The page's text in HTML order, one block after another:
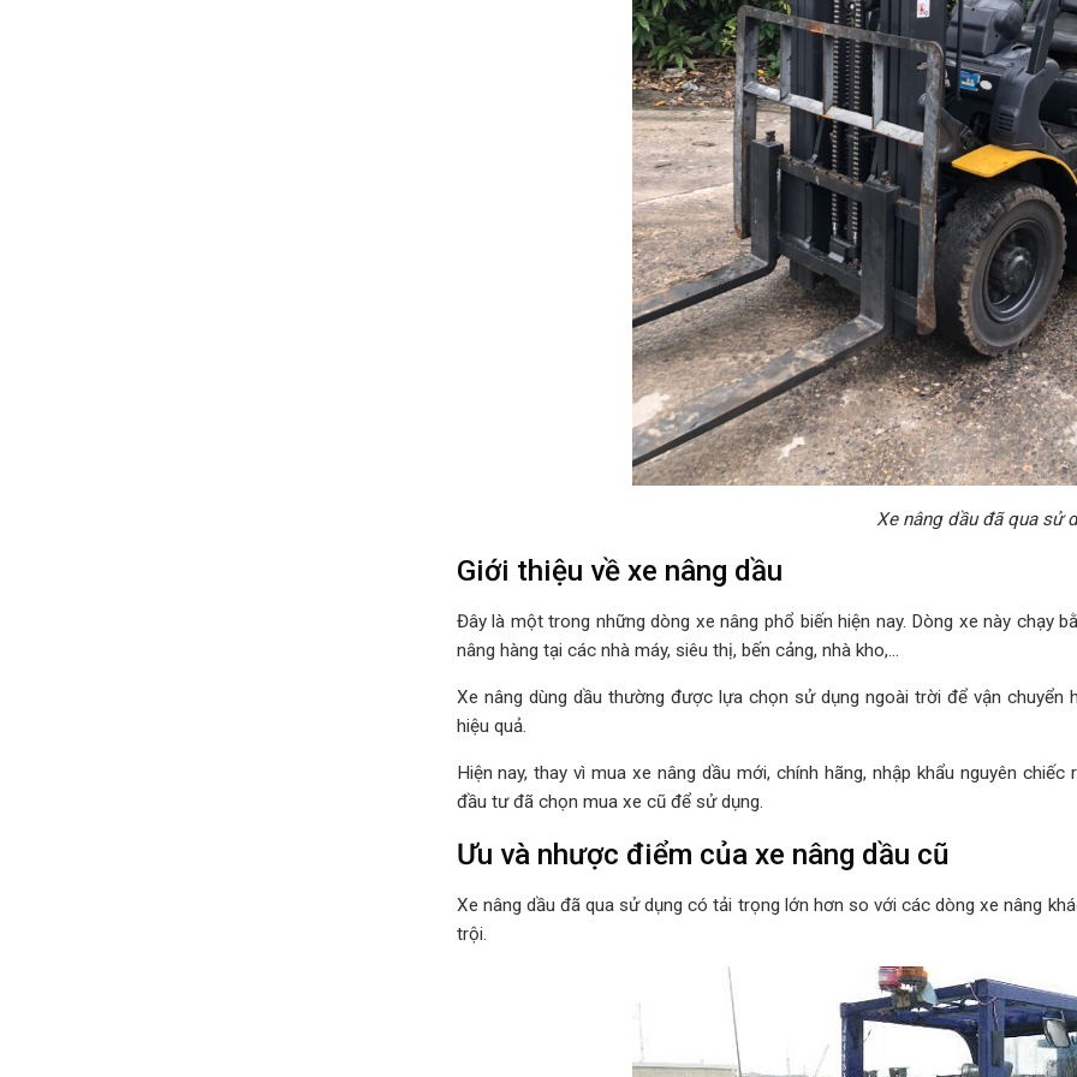
Xe nâng dầu đã qua sử
Giới thiệu về xe nâng dầu
Đây là một trong những dòng xe nâng phổ biến hiện nay. Dòng xe này chạy
nâng hàng tại các nhà máy, siêu thị, bến cảng, nhà kho,...
Xe nâng dùng dầu thường được lựa chọn sử dụng ngoài trời để vận
hiệu quả.
Hiện nay, thay vì mua xe nâng dầu mới, chính hãng, nhập khẩu nguyên
đầu tư đã chọn mua xe cũ để sử dụng.
Ưu và nhược điểm của xe nâng dầu cũ
Xe nâng dầu đã qua sử dụng có tải trọng lớn hơn so với các dòng xe nâng
trội.